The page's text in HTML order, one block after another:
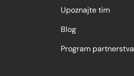
Upoznajte tim
Blog
Program partnerstva